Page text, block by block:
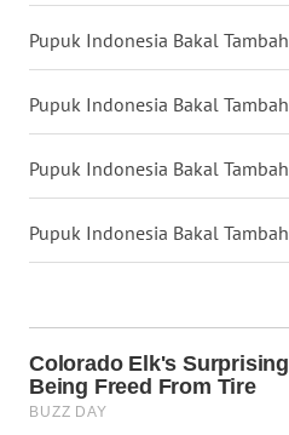
Pupuk Indonesia Bakal
Pupuk Indonesia Bakal
Pupuk Indonesia Bakal
Pupuk Indonesia Bakal
KALTARA
WN
KALSEL
WN
KALTIM
WN